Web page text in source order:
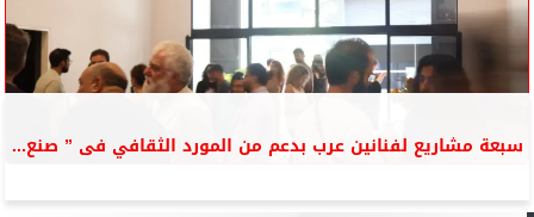
سبعة مشاريع لفنانين عرب بدعم من المورد الثقافي فى ” صنع...